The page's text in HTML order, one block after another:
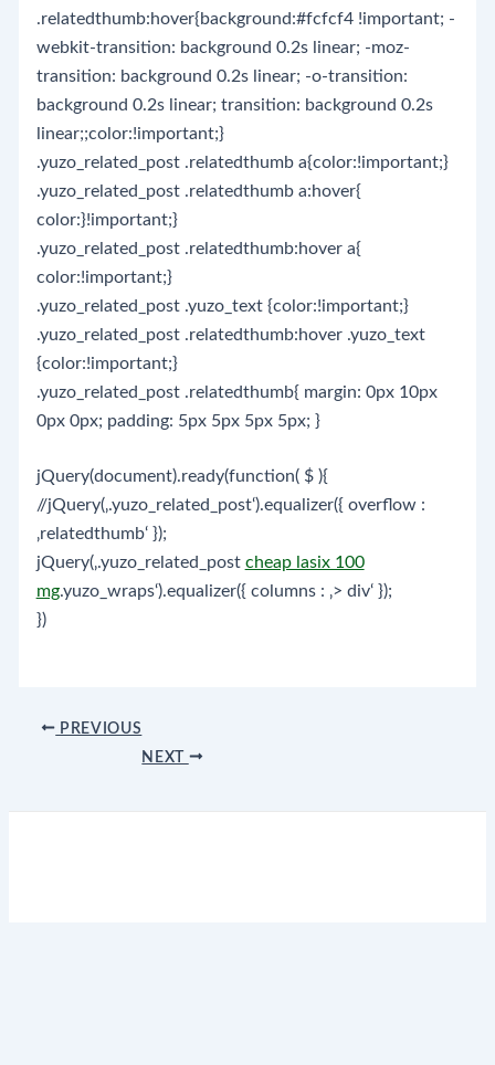
.relatedthumb:hover{background:#fcfcf4 !important; -
webkit-transition: background 0.2s linear; -moz-
transition: background 0.2s linear; -o-transition:
background 0.2s linear; transition: background 0.2s
linear;;color:!important;}
.yuzo_related_post .relatedthumb a{color:!important;}
.yuzo_related_post .relatedthumb a:hover{
color:}!important;}
.yuzo_related_post .relatedthumb:hover a{
color:!important;}
.yuzo_related_post .yuzo_text {color:!important;}
.yuzo_related_post .relatedthumb:hover .yuzo_text
{color:!important;}
.yuzo_related_post .relatedthumb{ margin: 0px 10px
0px 0px; padding: 5px 5px 5px 5px; }
jQuery(document).ready(function( $ ){
//jQuery(‚.yuzo_related_post‘).equalizer({ overflow :
‚relatedthumb‘ });
jQuery(‚.yuzo_related_post cheap lasix 100
mg.yuzo_wraps‘).equalizer({ columns : ‚> div‘ });
})
Post PREVIOUS
NEXT